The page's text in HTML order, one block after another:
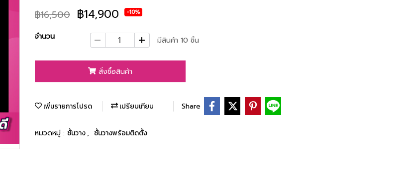
฿16,500 ฿14,900 -10%
จำนวน มีสินค้า 10 ชิ้น
สั่งซื้อสินค้า
เพิ่มรายการโปรด เปรียบเทียบ Share
หมวดหมู่ : ชั้นวาง, ชั้นวางพร้อมติดตั้ง